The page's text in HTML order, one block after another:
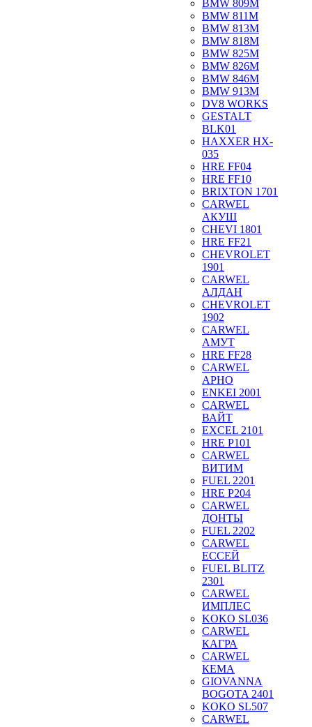
BMW 809M
BMW 811M
BMW 813M
BMW 818M
BMW 825M
BMW 826M
BMW 846M
BMW 913M
DV8 WORKS
GESTALT
BLK01
HAXXER HX-
035
HRE FF04
HRE FF10
BRIXTON 1701
CARWEL
АКУШ
CHEVI 1801
HRE FF21
CHEVROLET
1901
CARWEL
АЛДАН
CHEVROLET
1902
CARWEL
АМУТ
HRE FF28
CARWEL
АРНО
ENKEI 2001
CARWEL
ВАЙТ
EXCEL 2101
HRE P101
CARWEL
ВИТИМ
FUEL 2201
HRE P204
CARWEL
ДОНТЫ
FUEL 2202
CARWEL
ЕССЕЙ
FUEL BLITZ
2301
CARWEL
ИМПЛЕС
KOKO SL036
CARWEL
КАГРА
CARWEL
КЕМА
GIOVANNA
BOGOTA 2401
KOKO SL507
CARWEL